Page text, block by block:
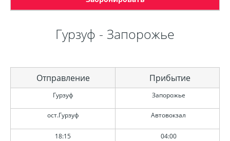
Гурзуф - Запорожье
Отправление
Гурзуф
ост.Гурзуф
18:15
Прибытие
Запорожье
Автовокзал
04:00